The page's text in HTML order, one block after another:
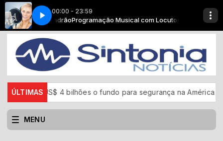
00:00 - 23:59
Locutor PadrãoProgramação Musical com Locutor Padrão
Top billboard - Parte 3
ÚLTIMAS
US$ 4 bilhões o fundo para segurança na América Latina
MENU